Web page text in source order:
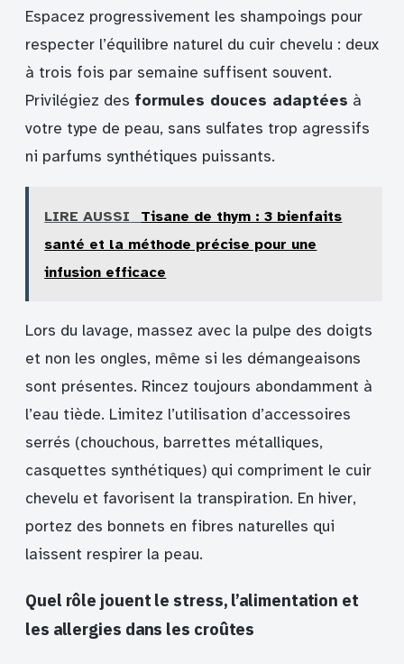
Espacez progressivement les shampoings pour
respecter l’équilibre naturel du cuir chevelu : deux
à trois fois par semaine suffisent souvent.
Privilégiez des formules douces adaptées à
votre type de peau, sans sulfates trop agressifs
ni parfums synthétiques puissants.
LIRE AUSSI
Tisane de thym : 3 bienfaits
santé et la méthode précise pour une
infusion efficace
Lors du lavage, massez avec la pulpe des doigts
et non les ongles, même si les démangeaisons
sont présentes. Rincez toujours abondamment à
l’eau tiède. Limitez l’utilisation d’accessoires
serrés (chouchous, barrettes métalliques,
casquettes synthétiques) qui compriment le cuir
chevelu et favorisent la transpiration. En hiver,
portez des bonnets en fibres naturelles qui
laissent respirer la peau.
Quel rôle jouent le stress, l’alimentation et
les allergies dans les croûtes